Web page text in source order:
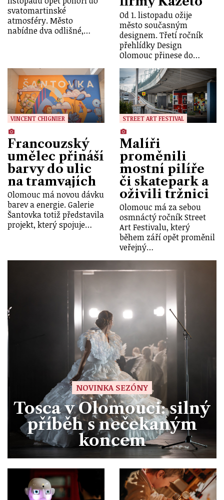
svatomartinské
atmosféry. Město
nabídne dva odlišné,…
Od 1. listopadu ožije
město současným
designem. Třetí ročník
přehlídky Design
Olomouc přinese do…
VINCENT CHIGNIER
Francouzský
umělec přináší
barvy do ulic
na tramvajích
Olomouc má novou dávku
barev a energie. Galerie
Šantovka totiž představila
projekt, který spojuje…
STREET ART FESTIVAL
Malíři
proměnili
mostní pilíře
či skatepark a
oživili tržnici
Olomouc má za sebou
osmnáctý ročník Street
Art Festivalu, který
během září opět proměnil
veřejný…
NOVINKA SEZÓNY
Tosca v Olomouci: silný
příběh s nečekaným
koncem